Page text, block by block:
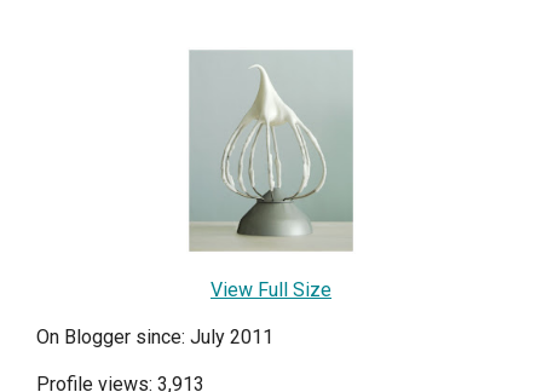
View Full Size
On Blogger since: July 2011
Profile views: 3,913